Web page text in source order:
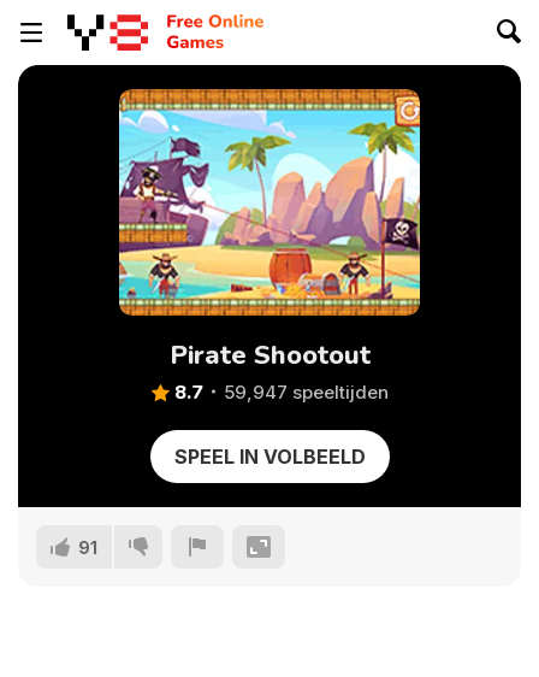
Pirate Shootout
8.7 59,947 speeltijden
SPEEL IN VOLBEELD
91